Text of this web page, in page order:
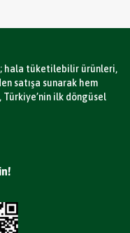
hala tüketilebilir ürünleri,
satışa sunarak hem
ilk döngüsel